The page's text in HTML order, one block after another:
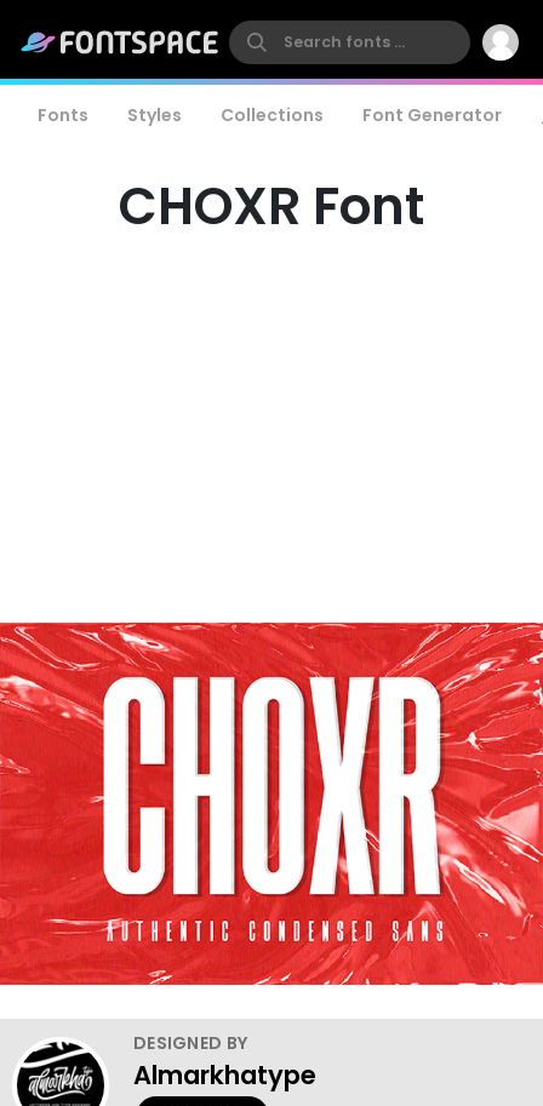
Fonts Styles Collections Font Generator
CHOXR Font
DESIGNED BY
Almarkhatype